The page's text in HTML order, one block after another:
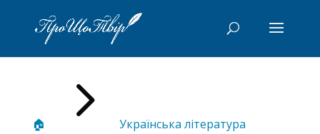
🏠 5 Українська література